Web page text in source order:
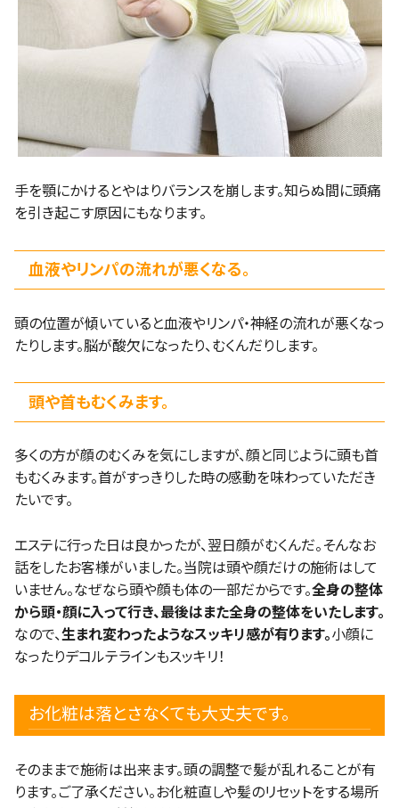
手を顎にかけるとやはりバランスを崩します。知らぬ間に頭痛
を引き起こす原因にもなります。
血液やリンパの流れが悪くなる。
頭の位置が傾いていると血液やリンパ・神経の流れが悪くなっ
たりします。脳が酸欠になったり、むくんだりします。
頭や首もむくみます。
多くの方が顔のむくみを気にしますが、顔と同じように頭も首
もむくみます。首がすっきりした時の感動を味わっていただき
たいです。
エステに行った日は良かったが、翌日顔がむくんだ。そんなお
話をしたお客様がいました。当院は頭や顔だけの施術はして
いません。なぜなら頭や顔も体の一部だからです。全身の整体
から頭・顔に入って行き、最後はまた全身の整体をいたします。
なので、生まれ変わったようなスッキリ感が有ります。小顔に
なったりデコルテラインもスッキリ！
お化粧は落とさなくても大丈夫です。
そのままで施術は出来ます。頭の調整で髪が乱れることが有
ります。ご了承ください。お化粧直しや髪のリセットをする場所